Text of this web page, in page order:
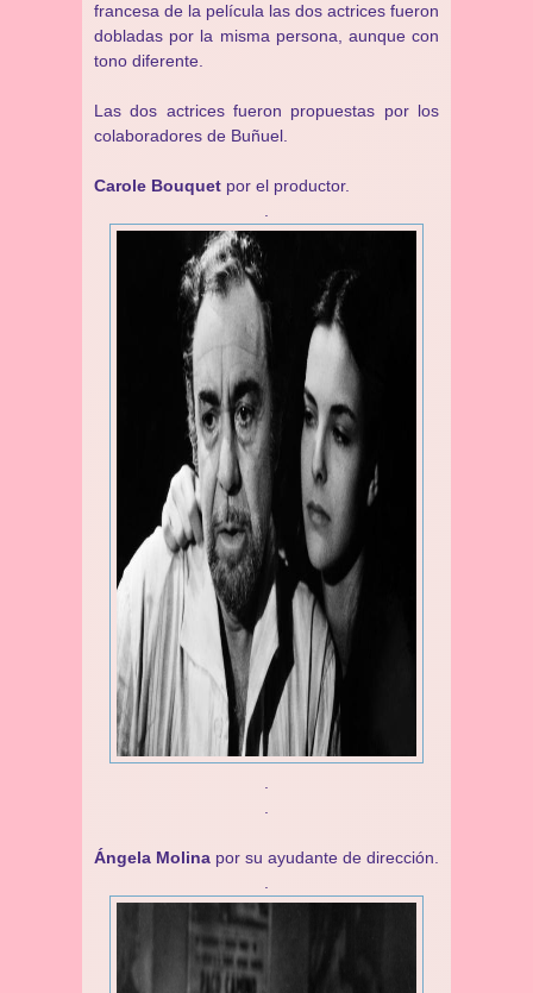
francesa de la película las dos actrices fueron
dobladas por la misma persona, aunque con
tono diferente.
Las dos actrices fueron propuestas por los
colaboradores de Buñuel.
Carole Bouquet por el productor.
Ángela Molina por su ayudante de dirección.